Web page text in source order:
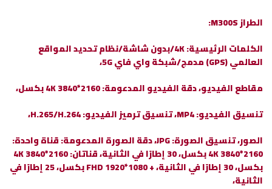
الطراز M300S:
الكلمات الرئيسية: 4K/بدون شاشة/نظام تحديد المواقع
العالمي (GPS) مدمج/شبكة واي فاي 5G،
مقاطع الفيديو، دقة الفيديو المدعومة: 4K 3840*2160 بكسل،
تنسيق الفيديو: MP4، تنسيق ترميز الفيديو: H.265/H.264،
الصور، تنسيق الصورة: JPG، دقة الصورة المدعومة: قناة واحدة:
4K 3840*2160 بكسل، 30 إطارًا في الثانية، قناتان: 4K 3840*2160
بكسل، 30 إطارًا في الثانية، + FHD 1920*1080 بكسل، 25 إطارًا في
الثانية،